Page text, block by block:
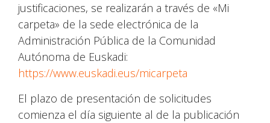
justificaciones, se realizarán a través de «Mi
carpeta» de la sede electrónica de la
Administración Pública de la Comunidad
Autónoma de Euskadi:
https://www.euskadi.eus/micarpeta
El plazo de presentación de solicitudes
comienza el día siguiente al de la publicación